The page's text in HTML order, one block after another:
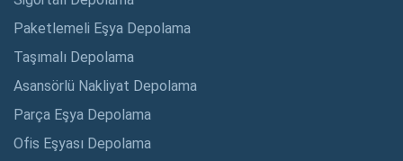
Paketlemeli Eşya Depolama
Taşımalı Depolama
Asansörlü Nakliyat Depolama
Parça Eşya Depolama
Ofis Eşyası Depolama